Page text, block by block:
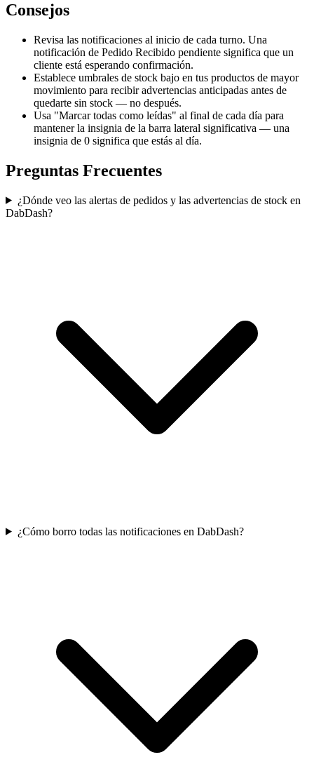
Consejos
Revisa las notificaciones al inicio de cada turno. Una
notificación de Pedido Recibido pendiente significa que un
cliente está esperando confirmación.
Establece umbrales de stock bajo en tus productos de mayor
movimiento para recibir advertencias anticipadas antes de
quedarte sin stock — no después.
Usa "Marcar todas como leídas" al final de cada día para
mantener la insignia de la barra lateral significativa — una
insignia de 0 significa que estás al día.
Preguntas Frecuentes
¿Dónde veo las alertas de pedidos y las advertencias de stock en
DabDash?
¿Cómo borro todas las notificaciones en DabDash?